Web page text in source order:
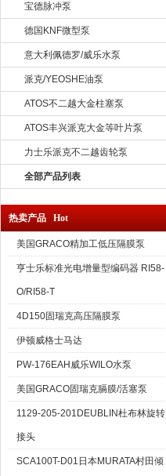
宝德脉冲泵
德国KNF微型泵
意大利佩德罗/威乐水泵
派克/YEOSHE油泵
ATOS不二越大金柱塞泵
ATOS丰兴派克大金等叶片泵
力士乐派克不二越齿轮泵
全部产品列表
热卖产品 Hot
美国GRACO精加工低压隔膜泵
亨士乐标准光电增量型编码器 RI58-
O/RI58-T
4D150固瑞克高压隔膜泵
伊顿威格士马达
PW-176EAH威乐WILO水泵
美国GRACO固瑞克膈膜/活塞泵
1129-205-201DEUBLIN杜布林旋转
接头
SCA100T-D01日本MURATA村田倾